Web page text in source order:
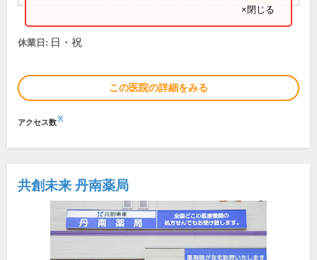
×閉じる
休業日: 日・祝
この医院の詳細をみる
アクセス数※
共創未来 丹南薬局